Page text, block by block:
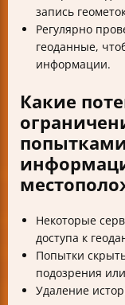
запись
Регулярно
геоданные,
информации.
Какие
Некоторые
доступа к
Попытки
подозрения
Удаление